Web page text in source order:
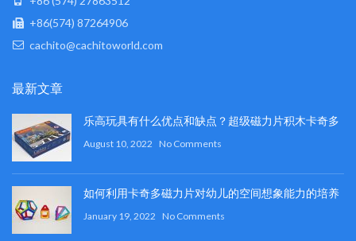
+86(574) 87264906
cachito@cachitoworld.com
最新文章
乐高玩具有什么优点和缺点？超级磁力片积木卡奇多
August 10, 2022 No Comments
如何利用卡奇多磁力片对幼儿的空间想象能力的培养
January 19, 2022 No Comments